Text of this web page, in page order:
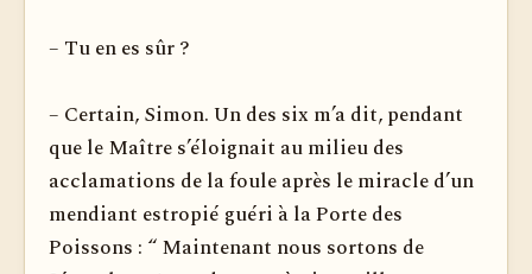
– Tu en es sûr ?
– Certain, Simon. Un des six m’a dit, pendant
que le Maître s’éloignait au milieu des
acclamations de la foule après le miracle d’un
mendiant estropié guéri à la Porte des
Poissons : “ Maintenant nous sortons de